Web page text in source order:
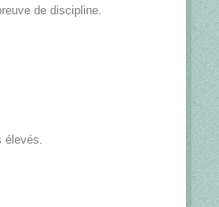
de discipline.
élevés.